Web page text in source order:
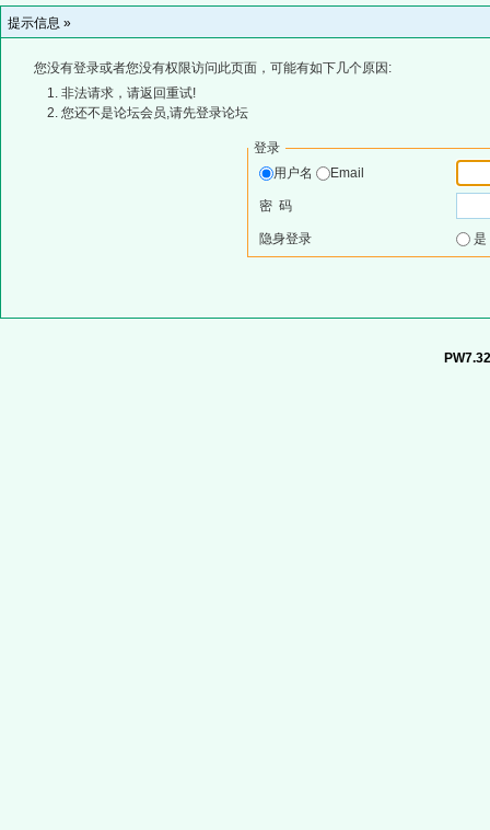
提示信息 »
您没有登录或者您没有权限访问此页面，可能有如下几个原因:
非法请求，请返回重试!
您还不是论坛会员,请先登录论坛
登录
用户名
Email
密 码
隐身登录